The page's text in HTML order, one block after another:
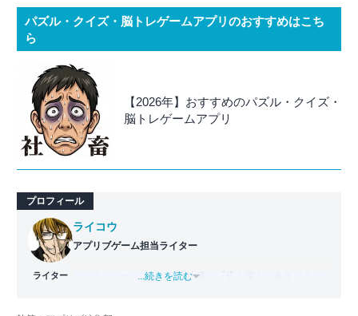
パズル・クイズ・脳トレゲームアプリのおすすめはこち
ら
【2026年】おすすめのパズル・クイズ・
脳トレゲームアプリ
プロフィール
ライター
ライコウ
アプリブゲーム担当ライター
バンタンゲームアカデミー 出身。「広く深く」をモットー
...続きを読む